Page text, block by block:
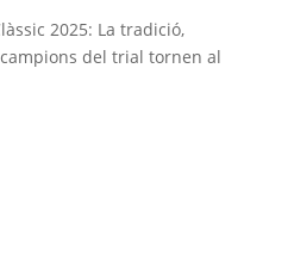
2025: La tradició,
del trial tornen al